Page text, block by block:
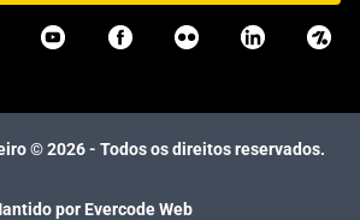
©2026- Todos os direitos reservados.
por Evercode Web